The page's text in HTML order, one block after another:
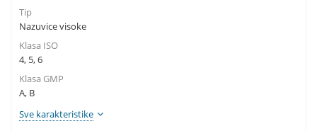
Tip
Nazuvice visoke
Klasa ISO
4, 5, 6
Klasa GMP
A, B
Sve karakteristike